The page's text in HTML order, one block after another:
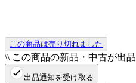
この商品は売り切れました
\\ この商品の新品・中古が出
出品通知を受け取る